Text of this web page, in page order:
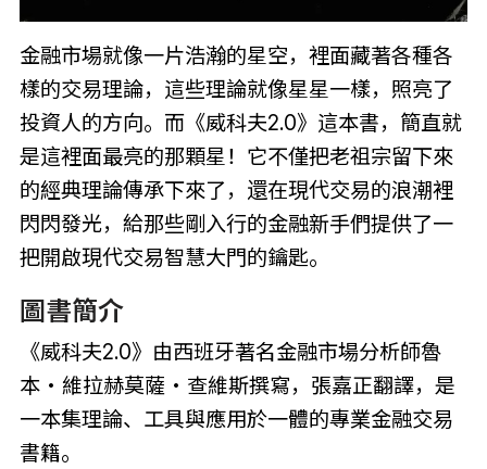
金融市場就像一片浩瀚的星空，裡面藏著各種各
樣的交易理論，這些理論就像星星一樣，照亮了
投資人的方向。而《威科夫2.0》這本書，簡直就
是這裡面最亮的那顆星！它不僅把老祖宗留下來
的經典理論傳承下來了，還在現代交易的浪潮裡
閃閃發光，給那些剛入行的金融新手們提供了一
把開啟現代交易智慧大門的鑰匙。
圖書簡介
《威科夫2.0》由西班牙著名金融市場分析師魯
本・維拉赫莫薩・查維斯撰寫，張嘉正翻譯，是
一本集理論、工具與應用於一體的專業金融交易
書籍。